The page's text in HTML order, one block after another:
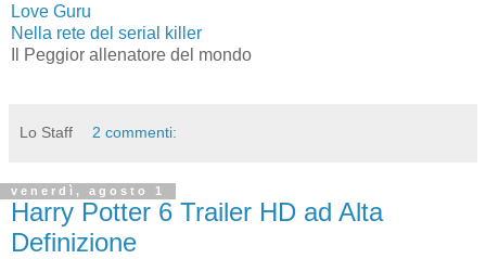
Love Guru
Nella rete del serial killer
Il Peggior allenatore del mondo
Lo Staff 2 commenti:
venerdì, agosto 1
Harry Potter 6 Trailer HD ad Alta
Definizione